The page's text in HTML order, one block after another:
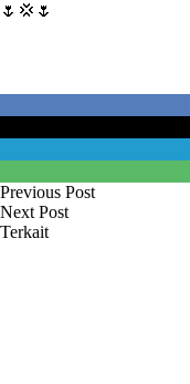
🌷💢🌷
Previous Post
Next Post
Terkait